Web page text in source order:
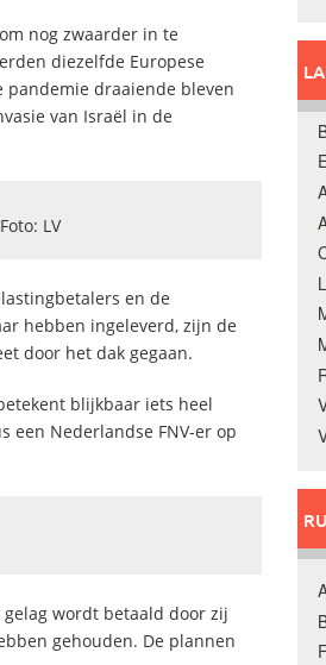
nog zwaarder in te
diezelfde Europese
pandemie draaiende bleven
van Israël in de
LV
en de
hebben ingeleverd, zijn de
door het dak gegaan.
blijkbaar iets heel
een Nederlandse FNV-er op
wordt betaald door zij
gehouden. De plannen